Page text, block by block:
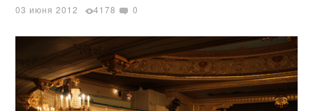
03 июня 2012 4178 0